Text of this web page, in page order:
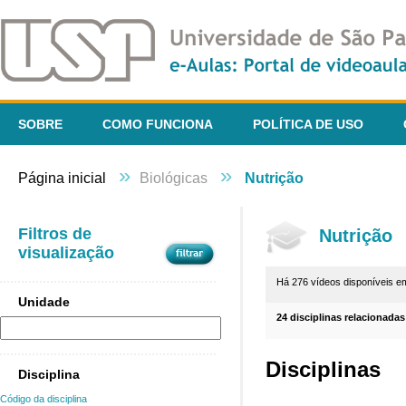
SOBRE COMO FUNCIONA POLÍTICA DE USO
Página inicial » Biológicas » Nutrição
Filtros de
visualização
Unidade
Disciplina
Código da disciplina
Nutrição
Há 276 vídeos disponíveis
24 disciplinas
Disciplinas